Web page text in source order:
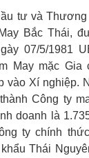
tư và Thương
Bắc Thái,
07/5/1981
May mặc Gia
vào Xí nghiệp.
Công ty
doanh là
ty chính
Thái